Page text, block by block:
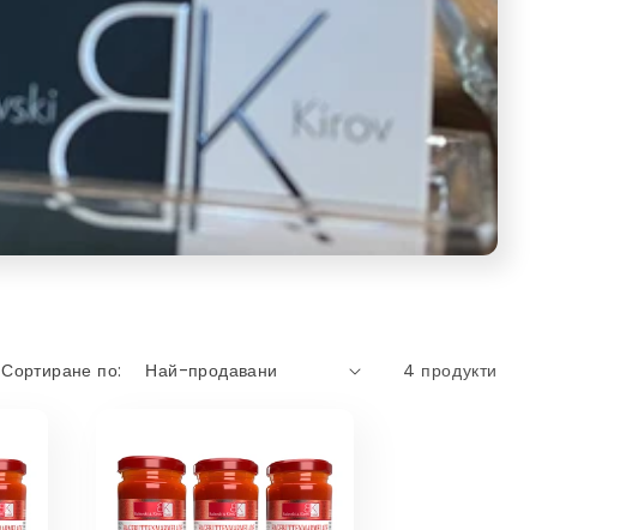
Сортиране по: 4 продукти